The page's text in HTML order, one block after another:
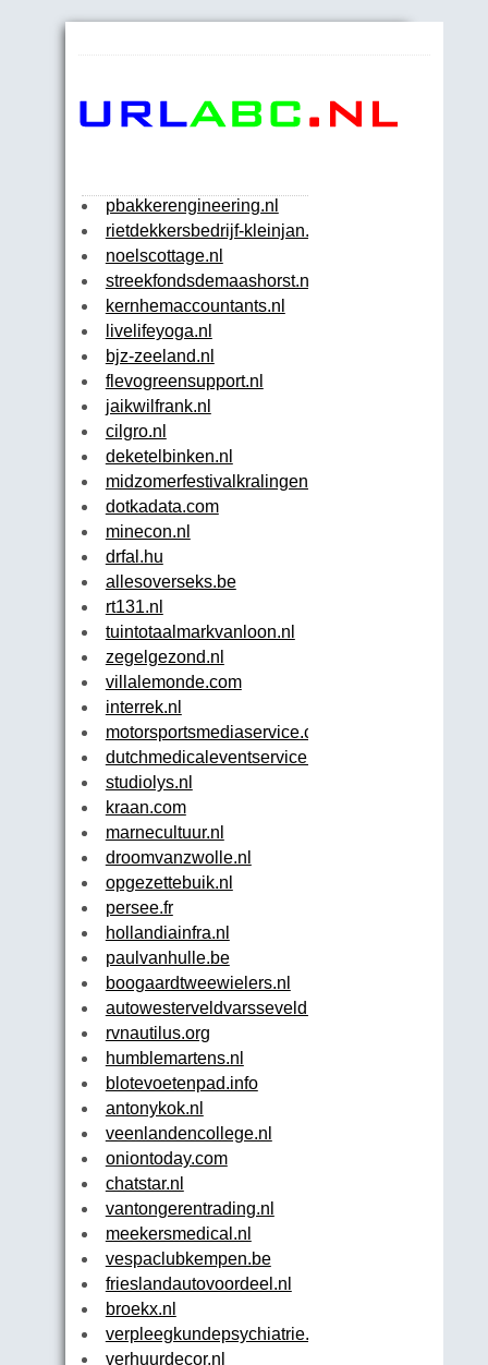
pbakkerengineering.nl
rietdekkersbedrijf-kleinjan.nl
noelscottage.nl
streekfondsdemaashorst.nl
kernhemaccountants.nl
livelifeyoga.nl
bjz-zeeland.nl
flevogreensupport.nl
jaikwilfrank.nl
cilgro.nl
deketelbinken.nl
midzomerfestivalkralingen.nl
dotkadata.com
minecon.nl
drfal.hu
allesoverseks.be
rt131.nl
tuintotaalmarkvanloon.nl
zegelgezond.nl
villalemonde.com
interrek.nl
motorsportsmediaservice.com
dutchmedicaleventservice.nl
studiolys.nl
kraan.com
marnecultuur.nl
droomvanzwolle.nl
opgezettebuik.nl
persee.fr
hollandiainfra.nl
paulvanhulle.be
boogaardtweewielers.nl
autowesterveldvarsseveld.nl
rvnautilus.org
humblemartens.nl
blotevoetenpad.info
antonykok.nl
veenlandencollege.nl
oniontoday.com
chatstar.nl
vantongerentrading.nl
meekersmedical.nl
vespaclubkempen.be
frieslandautovoordeel.nl
broekx.nl
verpleegkundepsychiatrie.nl
verhuurdecor.nl